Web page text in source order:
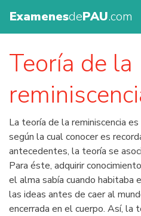
ExamenesdePAU.com
Teoría de la
La teoría de la reminiscencia
según la cual conocer es
antecedentes, la teoría se
Para éste, adquirir
el alma sabía cuando habitaba
las ideas antes de caer al
encerrada en el cuerpo. Así, la